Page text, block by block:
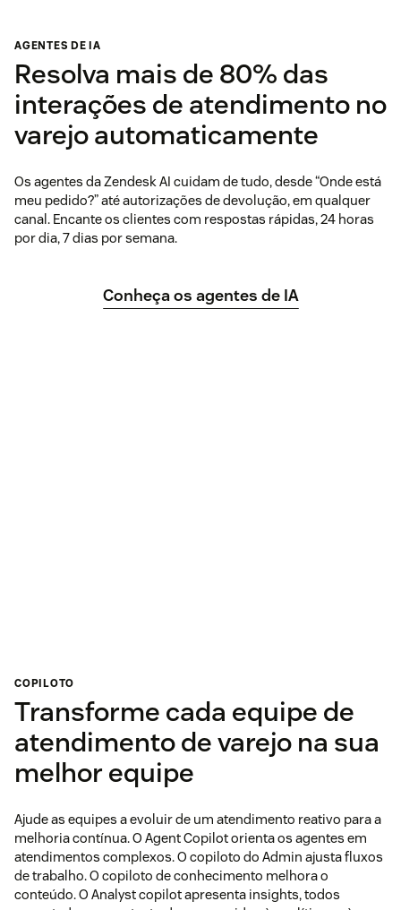
AGENTES DE IA
Resolva mais de 80% das
interações de atendimento no
varejo automaticamente
Os agentes da Zendesk AI cuidam de tudo, desde “Onde está
meu pedido?” até autorizações de devolução, em qualquer
canal. Encante os clientes com respostas rápidas, 24 horas
por dia, 7 dias por semana.
Conheça os agentes de IA
COPILOTO
Transforme cada equipe de
atendimento de varejo na sua
melhor equipe
Ajude as equipes a evoluir de um atendimento reativo para a
melhoria contínua. O Agent Copilot orienta os agentes em
atendimentos complexos. O copiloto do Admin ajusta fluxos
de trabalho. O copiloto de conhecimento melhora o
conteúdo. O Analyst copilot apresenta insights, todos